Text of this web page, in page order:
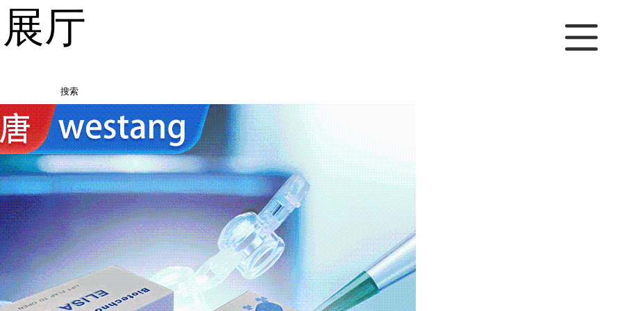
厅
搜索